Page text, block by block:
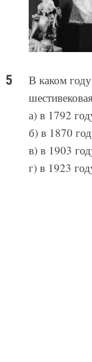
В каком
а) в 1792
б) в 1870
в) в 1903
г) в 1923